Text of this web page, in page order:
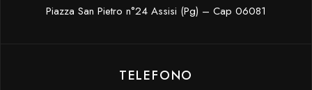
Piazza San Pietro n°24 Assisi (Pg) – Cap 06081
TELEFONO